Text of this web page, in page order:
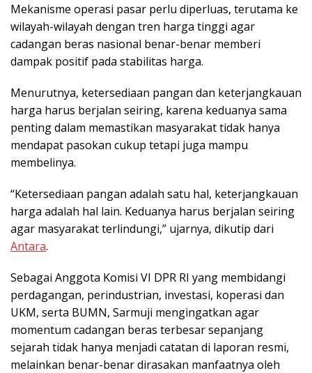
Mekanisme operasi pasar perlu diperluas, terutama ke
wilayah-wilayah dengan tren harga tinggi agar
cadangan beras nasional benar-benar memberi
dampak positif pada stabilitas harga.
Menurutnya, ketersediaan pangan dan keterjangkauan
harga harus berjalan seiring, karena keduanya sama
penting dalam memastikan masyarakat tidak hanya
mendapat pasokan cukup tetapi juga mampu
membelinya.
“Ketersediaan pangan adalah satu hal, keterjangkauan
harga adalah hal lain. Keduanya harus berjalan seiring
agar masyarakat terlindungi,” ujarnya, dikutip dari
Antara.
Sebagai Anggota Komisi VI DPR RI yang membidangi
perdagangan, perindustrian, investasi, koperasi dan
UKM, serta BUMN, Sarmuji mengingatkan agar
momentum cadangan beras terbesar sepanjang
sejarah tidak hanya menjadi catatan di laporan resmi,
melainkan benar-benar dirasakan manfaatnya oleh